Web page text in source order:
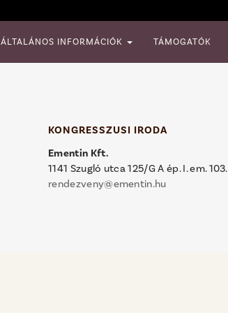
ÁLTALÁNOS INFORMÁCIÓK TÁMOGATÓK
KONGRESSZUSI IRODA
Ementin Kft.
1141 Szugló utca 125/G A ép. I. em. 103.
rendezveny@ementin.hu